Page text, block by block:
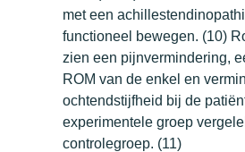
met een
functioneel bewegen. (10)
zien een pijnvermindering,
ROM van de enkel en
ochtendstijfheid bij de
experimentele groep
controlegroep. (11)